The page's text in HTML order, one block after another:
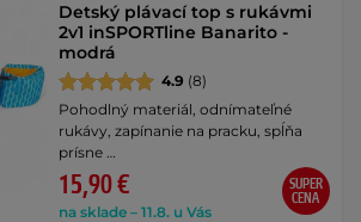
Detský plávací top s rukávmi
2v1 inSPORTline Banarito -
modrá
4.9 (8)
Pohodlný materiál, odnímateľné
rukávy, zapínanie na pracku, spĺňa
prísne …
15,90 €
na sklade – 11.8. u Vás
SUPER
CENA